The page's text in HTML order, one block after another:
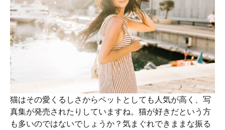
猫はその愛くるしさからペットとしても人気が高く、写
真集が発売されたりしていますね。猫が好きだという方
も多いのではないでしょうか？気まぐれできままな振る